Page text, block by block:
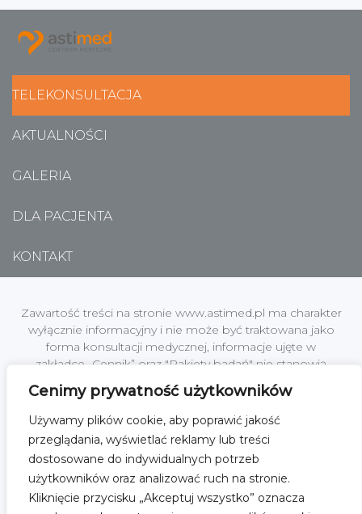
Cenimy prywatność użytkowników
Używamy plików cookie, aby poprawić jakość
przeglądania, wyświetlać reklamy lub treści
dostosowane do indywidualnych potrzeb
użytkowników oraz analizować ruch na stronie.
Kliknięcie przycisku „Akceptuj wszystko” oznacza
TELEKONSULTACJA
AKTUALNOŚCI
GALERIA
DLA PACJENTA
KONTAKT
Zawartość treści na stronie www.astimed.pl ma charakter
wyłącznie informacyjny i nie może być traktowana jako
forma konsultacji medycznej, informacje ujęte w
zakładce „Cennik” oraz "Pakiety badań" nie stanowią
oferty handlowej w rozumieniu art. 66 §1 Kodeksu
Cywilnego.
Centrum Medyczne Astimed jest zakładem leczniczym
podmiotu leczniczego; Astimed Sp. z o.o. z siedzibą w
[01-864] Warszawa, ul. Kochanowskiego 45 lok.2, NIP:
1182101485, KRS nr 0000519271 Sąd Rejonowy dla
M.ST.Warszawy w Warszawie,XII Wydział Gospodarczy